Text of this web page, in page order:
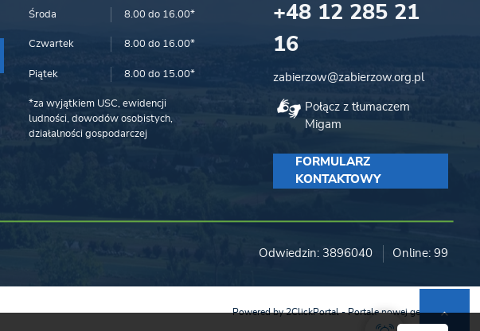
Środa 8.00 do 16.00*
Czwartek 8.00 do 16.00*
Piątek 8.00 do 15.00*
*za wyjątkiem USC, ewidencji
ludności, dowodów osobistych,
działalności gospodarczej
+48 12 285 21
16
zabierzow@zabierzow.org.pl
Połącz z tłumaczem
Migam
FORMULARZ
KONTAKTOWY
Odwiedzin: 3896040 Online: 99
Powered by2ClickPortal- Portale nowej generacji